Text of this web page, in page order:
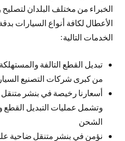
الخبراء من مختلف البلدان
الأعطال لكافة أنواع السيارات
الخدمات التالية:
تبديل القطع التالفة
من كبرى شركات التصنيع
أسعارنا رخيصة في بنشر
وتشمل عمليات التبديل القطع
الشحن
نؤمن في بنشر متنقل ضاحية